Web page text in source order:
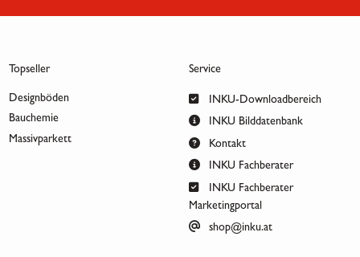
Topseller
Designböden
Bauchemie
Massivparkett
Service
INKU-Downloadbereich
INKU Bilddatenbank
Kontakt
INKU Fachberater
INKU Fachberater
Marketingportal
shop@inku.at